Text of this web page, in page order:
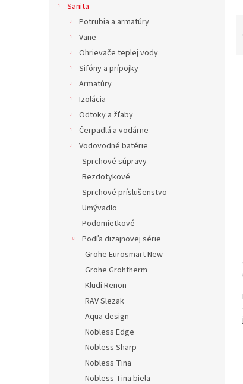
Sanita
Potrubia a armatúry
Vane
Ohrievače teplej vody
Sifóny a prípojky
Armatúry
Izolácia
Odtoky a žľaby
Čerpadlá a vodárne
Vodovodné batérie
Sprchové súpravy
Bezdotykové
Sprchové príslušenstvo
Umývadlo
Podomietkové
Podľa dizajnovej série
Grohe Eurosmart New
Grohe Grohtherm
Kludi Renon
RAV Slezak
Aqua design
Nobless Edge
Nobless Sharp
Nobless Tina
Nobless Tina biela